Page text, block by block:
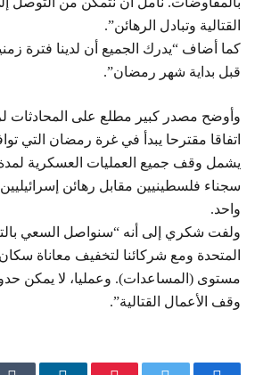
القتالية وتبادل الرهائن”.
كما أضاف “يدرك الجميع أن لدينا فترة
قبل بداية شهر رمضان”.
وأوضح مصدر كبير مطلع على المحادثات
سجناء فلسطينيين مقابل رهائن
واحد.
ولفت شكري إلى أنه “سنواصل السعي
المتحدة ومع شركائنا لتخفيف معاناة
مستوى (المساعدات). وعمليا، لا يمكن
وقف الأعمال القتالية”.